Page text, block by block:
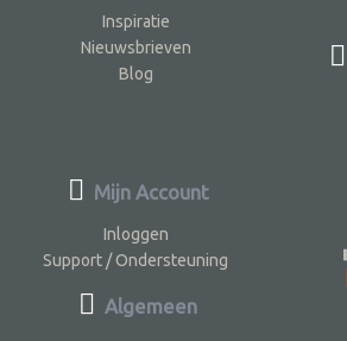
Inspiratie
Nieuwsbrieven
Blog
Mijn Account
Inloggen
Support / Ondersteuning
Algemeen